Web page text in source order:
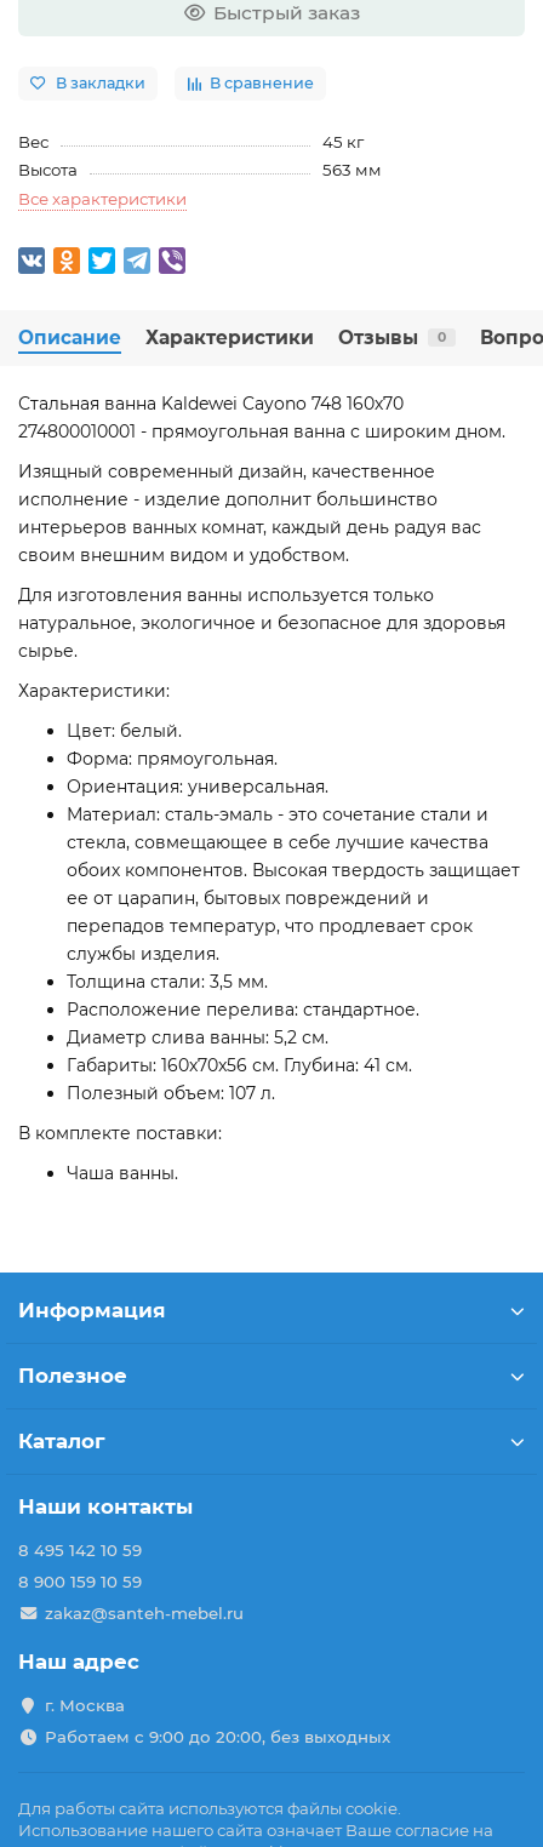
Быстрый заказ
В закладки В сравнение
Вес
45 кг
Высота
563 мм
Все характеристики
Описание Характеристики Отзывы 0
Стальная ванна Kaldewei Cayono 748 160х70
274800010001 - прямоугольная ванна с широким дном.
Изящный современный дизайн, качественное
исполнение - изделие дополнит большинство
интерьеров ванных комнат, каждый день радуя вас
своим внешним видом и удобством.
Для изготовления ванны используется только
натуральное, экологичное и безопасное для здоровья
сырье.
Характеристики:
Цвет: белый.
Форма: прямоугольная.
Ориентация: универсальная.
Материал: сталь-эмаль - это сочетание стали и
стекла, совмещающее в себе лучшие качества
обоих компонентов. Высокая твердость защищает
ее от царапин, бытовых повреждений и
перепадов температур, что продлевает срок
службы изделия.
Толщина стали: 3,5 мм.
Расположение перелива: стандартное.
Диаметр слива ванны: 5,2 см.
Габариты: 160x70x56 см. Глубина: 41 см.
Полезный объем: 107 л.
В комплекте поставки:
Чаша ванны.
Информация
Полезное
Каталог
Наши контакты
8 495 142 10 59
8 900 159 10 59
zakaz@santeh-mebel.ru
Наш адрес
г. Москва
Работаем с 9:00 до 20:00, без выходных
Для работы сайта используются файлы cookie.
Использование нашего сайта означает Ваше согласие на